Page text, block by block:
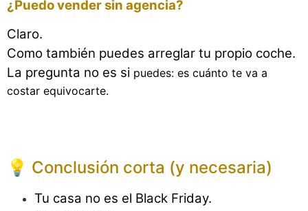
¿Puedo vender sin agencia?
Claro.
Como también puedes arreglar tu propio coche.
La pregunta no es si puedes: es cuánto te va a
costar equivocarte.
💡 Conclusión corta (y necesaria)
Tu casa no es el Black Friday.